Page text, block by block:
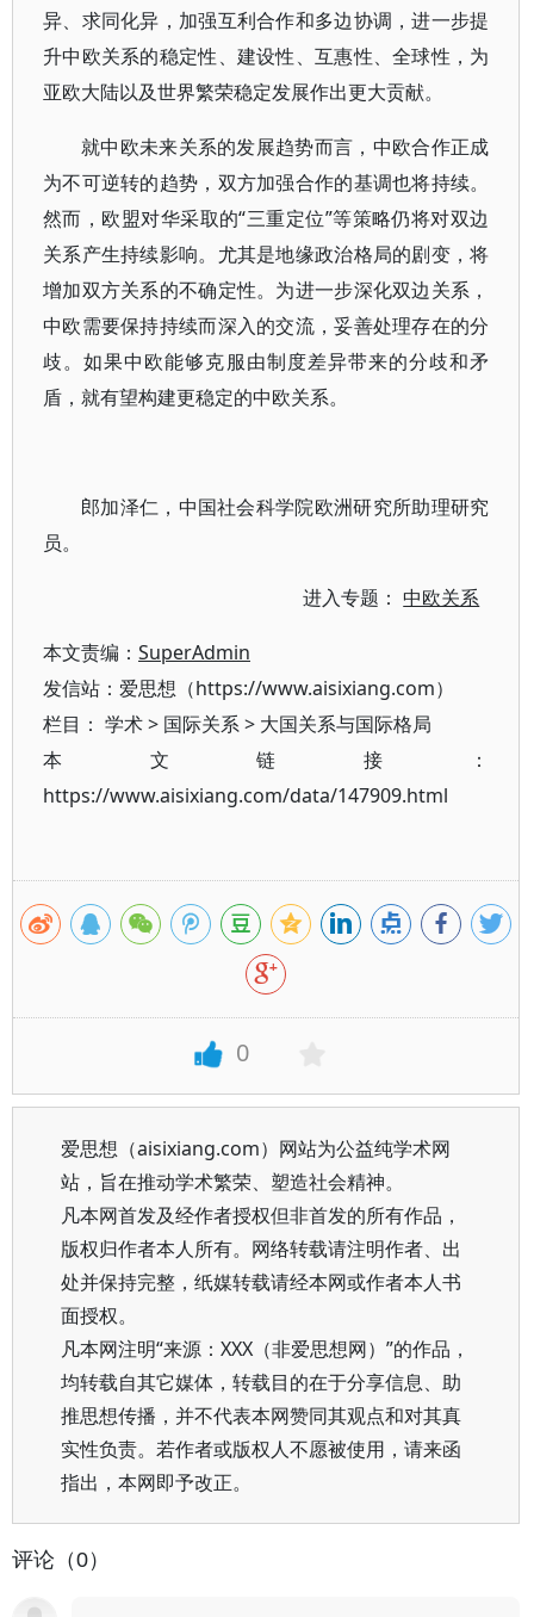
异、求同化异，加强互利合作和多边协调，进一步提
升中欧关系的稳定性、建设性、互惠性、全球性，为
亚欧大陆以及世界繁荣稳定发展作出更大贡献。
就中欧未来关系的发展趋势而言，中欧合作正成
为不可逆转的趋势，双方加强合作的基调也将持续。
然而，欧盟对华采取的“三重定位”等策略仍将对双边
关系产生持续影响。尤其是地缘政治格局的剧变，将
增加双方关系的不确定性。为进一步深化双边关系，
中欧需要保持持续而深入的交流，妥善处理存在的分
歧。如果中欧能够克服由制度差异带来的分歧和矛
盾，就有望构建更稳定的中欧关系。
郎加泽仁，中国社会科学院欧洲研究所助理研究
员。
进入专题：中欧关系
本文责编： SuperAdmin
发信站：爱思想（https://www.aisixiang.com）
栏目： 学术> 国际关系> 大国关系与国际格局
本文链接：
https://www.aisixiang.com/data/147909.html
0
爱思想（aisixiang.com）网站为公益纯学术网
站，旨在推动学术繁荣、塑造社会精神。
凡本网首发及经作者授权但非首发的所有作品，
版权归作者本人所有。网络转载请注明作者、出
处并保持完整，纸媒转载请经本网或作者本人书
面授权。
凡本网注明“来源：XXX（非爱思想网）”的作品，
均转载自其它媒体，转载目的在于分享信息、助
推思想传播，并不代表本网赞同其观点和对其真
实性负责。若作者或版权人不愿被使用，请来函
指出，本网即予改正。
评论（0）